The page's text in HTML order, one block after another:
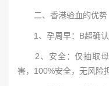
二、香港验血的优势
1、孕周早：B超确认
2、安全：仅抽取母
害，100%安全，无风险